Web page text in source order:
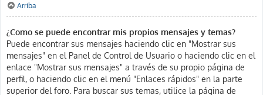
Arriba
¿Como se puede encontrar mis propios mensajes y temas?
Puede encontrar sus mensajes haciendo clic en "Mostrar sus
mensajes" en el Panel de Control de Usuario o haciendo clic en el
enlace "Mostrar sus mensajes" a través de su propio página de
perfil, o haciendo clic en el menú "Enlaces rápidos" en la parte
superior del foro. Para buscar sus temas, utilice la página de